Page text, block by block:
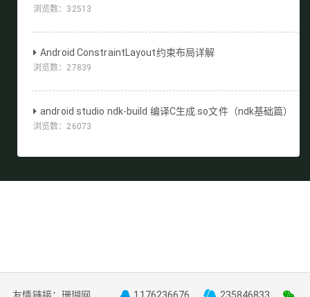
浏览数： 32513
Android ConstraintLayout约束布局详解
浏览数： 27839
android studio ndk-build 编译C生成.so文件（ndk基础篇）
浏览数： 26073